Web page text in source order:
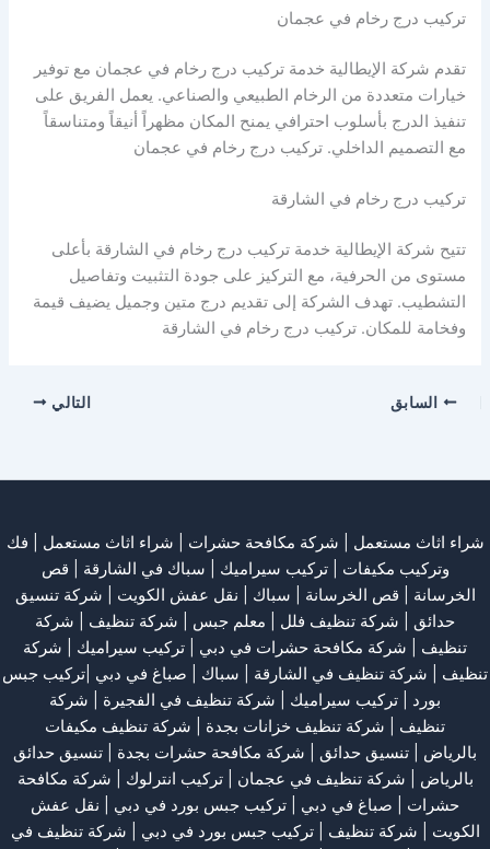
تركيب درج رخام في عجمان
تقدم شركة الإيطالية خدمة تركيب درج رخام في عجمان مع توفير
خيارات متعددة من الرخام الطبيعي والصناعي. يعمل الفريق على
تنفيذ الدرج بأسلوب احترافي يمنح المكان مظهراً أنيقاً ومتناسقاً
مع التصميم الداخلي. تركيب درج رخام في عجمان
تركيب درج رخام في الشارقة
تتيح شركة الإيطالية خدمة تركيب درج رخام في الشارقة بأعلى
مستوى من الحرفية، مع التركيز على جودة التثبيت وتفاصيل
التشطيب. تهدف الشركة إلى تقديم درج متين وجميل يضيف قيمة
وفخامة للمكان. تركيب درج رخام في الشارقة
السابق التالي
شراء اثاث مستعمل شركة مكافحة حشرات شراء اثاث مستعمل
فك
وتركيب مكيفات | تركيب سيراميك | سباك في الشارقة
قص
الخرسانة | قص الخرسانة | سباك نقل عفش الكويت
شركة تنسيق
حدائق
شركة تنظيف فلل معلم جبس شركة تنظيف
شركة
تنظيف
شركة مكافحة حشرات في دبي تركيب سيراميك
شركة
تنظيف
شركة تنظيف في الشارقة | سباك | صباغ في دبي |تركيب جبس
بورد | تركيب سيراميك شركة تنظيف في الفجيرة
شركة
تنظيف
شركة تنظيف خزانات بجدة
شركة تنظيف مكيفات
بالرياض
تنسيق حدائق شركة مكافحة حشرات بجدة
تنسيق حدائق
بالرياض
شركة تنظيف في عجمان | تركيب انترلوك | شركة مكافحة
حشرات
صباغ في دبي تركيب جبس بورد في دبي
نقل عفش
الكويت
شركة تنظيف |تركيب جبس بورد في دبي
شركة تنظيف في